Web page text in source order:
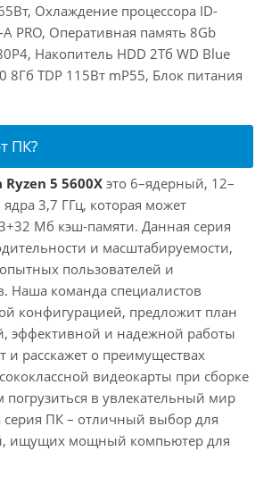
Охлаждение процессора ID-
PRO, Оперативная память 8Gb
Накопитель HDD 2Тб WD Blue
8Гб TDP 115Вт mP55, Блок питания
ПК?
5 5600X это 6–ядерный, 12–
3,7 ГГц, которая может
Мб кэш-памяти. Данная серия
и масштабируемости,
пользователей и
Наша команда специалистов
конфигурацией, предложит план
эффективной и надежной работы
расскажет о преимуществах
видеокарты при сборке
в увлекательный мир
серия ПК – отличный выбор для
ищущих мощный компьютер для